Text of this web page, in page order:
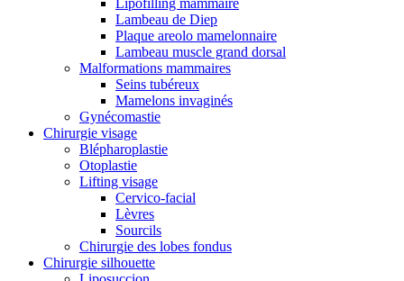
Lipofilling mammaire
Lambeau de Diep
Plaque areolo mamelonnaire
Lambeau muscle grand dorsal
Malformations mammaires
Seins tubéreux
Mamelons invaginés
Gynécomastie
Chirurgie visage
Blépharoplastie
Otoplastie
Lifting visage
Cervico-facial
Lèvres
Sourcils
Chirurgie des lobes fondus
Chirurgie silhouette